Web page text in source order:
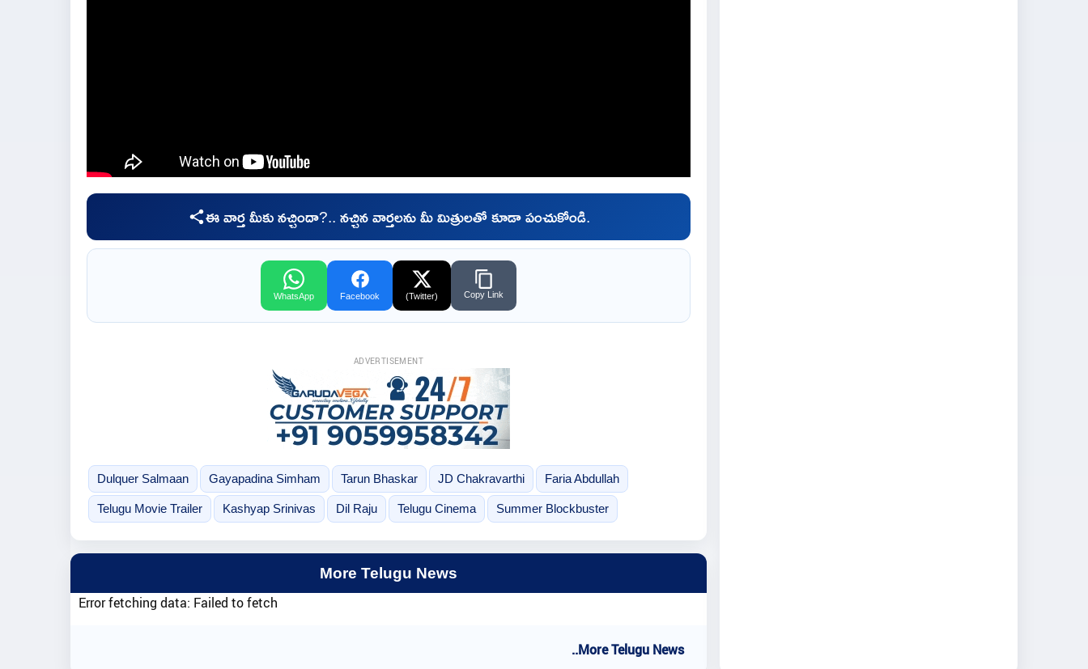
ఈ వార్త మీకు నచ్చిందా?.. నచ్చిన వార్తలను మీ మిత్రులతో కూడా పంచుకోండి.
WhatsApp Facebook (Twitter) Copy Link
ADVERTISEMENT
Dulquer Salmaan Gayapadina Simham Tarun Bhaskar JD Chakravarthi Faria Abdullah
Telugu Movie Trailer Kashyap Srinivas Dil Raju Telugu Cinema Summer Blockbuster
More Telugu News
Error fetching data: Failed to fetch
..More Telugu News